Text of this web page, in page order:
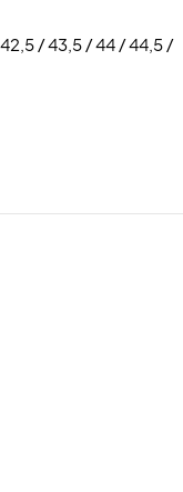
/ 43,5 / 44 / 44,5 /